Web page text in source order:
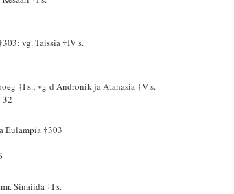
vg. Taissia †IV s.
†I s.; vg-d Andronik ja Atanasia †V s.
32
Eulampia †303
Sinaiida †I s.